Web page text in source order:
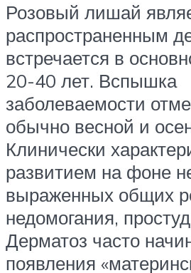
Розовый лишай
распространенным
встречается в
20-40 лет. Вспышка
заболеваемости
обычно весной и
Клинически
развитием на фоне
выраженных общих
недомогания,
Дерматоз часто
появления